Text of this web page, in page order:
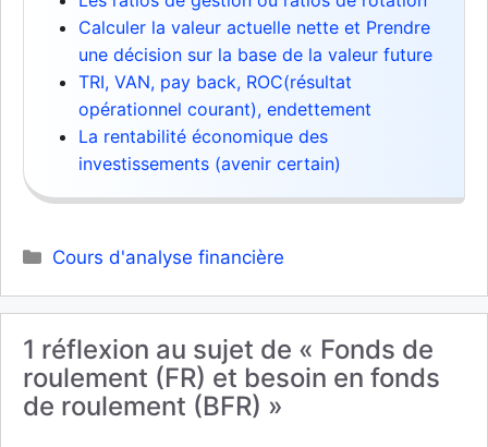
Calculer la valeur actuelle nette et Prendre
une décision sur la base de la valeur future
TRI, VAN, pay back, ROC(résultat
opérationnel courant), endettement
La rentabilité économique des
investissements (avenir certain)
Catégories
Cours d'analyse financière
1 réflexion au sujet de « Fonds de
roulement (FR) et besoin en fonds
de roulement (BFR) »